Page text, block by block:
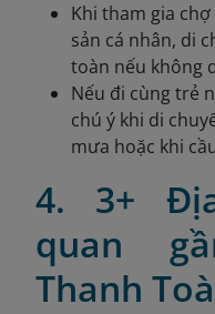
Khi tham gia
sản cá nhân, di
toàn nếu không
Nếu đi cùng trẻ
chú ý khi di
mưa hoặc khi
4. 3+
quan
Thanh